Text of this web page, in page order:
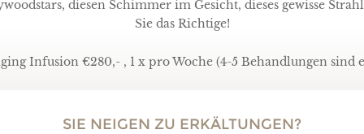
diesen Schimmer im Gesicht, dieses gewisse
Sie das Richtige!
Infusion €280,- , 1 x pro Woche (4-5 Behandlungen sind
SIE NEIGEN ZU ERKÄLTUNGEN?